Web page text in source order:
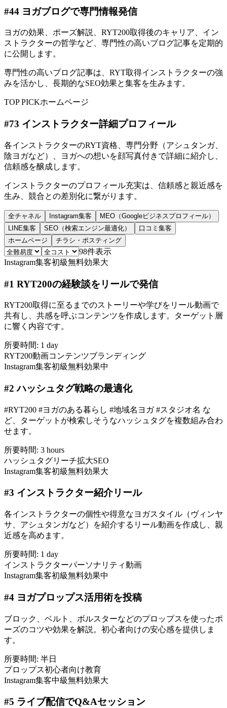
#44 ヨガブログで専門情報発信
ヨガの効果、ポーズ解説、RYT200取得後のキャリア、イン
ストラクターの哲学など、専門性の高いブログ記事を定期的
に公開します。
専門性の高いブログ記事は、RYT取得インストラクターの強
みを活かし、長期的なSEO効果と集客を生みます。
TOP PICKホームページ
#73 インストラクター詳細プロフィール
各インストラクターのRYT資格、専門分野（アシュタンガ、
陰ヨガなど）、ヨガへの想いを顔写真付きで詳細に紹介し、
信頼感を醸成します。
インストラクターのプロフィール充実は、信頼感と親近感を
生み、競合との差別化に繋がります。
全チャネル Instagram集客
MEO（Googleビジネスプロフィール）
LINE集客
SEO（検索エンジン最適化）
口コミ集客
ホームページ
チラシ・ポスティング
98件表示
Instagram集客初級無料効果大
#1 RYT200の経験談をリールで発信
RYT200取得に至るまでのストーリーや学びをリール動画で
共有し、共感を呼ぶコンテンツを作成します。ターゲット層
に響く内容です。
所要時間: 1 day
RYT200動画コンテンツブランディング
Instagram集客初級無料効果中
#2 ハッシュタグ戦略の最適化
#RYT200 #ヨガのある暮らし #地域名ヨガ #スタジオ名 な
ど、ターゲットが検索しそうなハッシュタグを複数組み合わ
せます。
所要時間: 3 hours
ハッシュタグリーチ拡大SEO
Instagram集客初級無料効果大
#3 インストラクター紹介リール
各インストラクターの個性や得意なヨガスタイル（ヴィンヤ
サ、アシュタンガなど）を紹介するリール動画を作成し、親
近感を高めます。
所要時間: 1 day
インストラクターパーソナリティ動画
Instagram集客初級無料効果中
#4 ヨガプロップス活用術を投稿
ブロック、ベルト、ボルスターなどのプロップスを使ったポ
ーズのコツや効果を解説。初心者向けの安心感を提供しま
す。
所要時間: 半日
プロップス初心者向け教育
Instagram集客中級無料効果大
#5 ライブ配信でQ&Aセッション